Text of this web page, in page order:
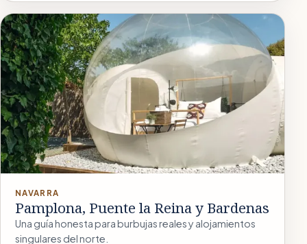
NAVARRA
Pamplona, Puente la Reina y Bardenas
Una guía honesta para burbujas reales y alojamientos
singulares del norte.